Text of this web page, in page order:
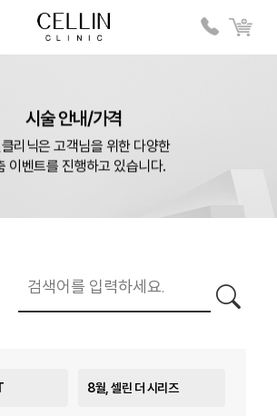
시술 안내/가격
리닉은 고객님을 위한 다양한
이벤트를 진행하고 있습니다.
8월, 셀린 더 시리즈